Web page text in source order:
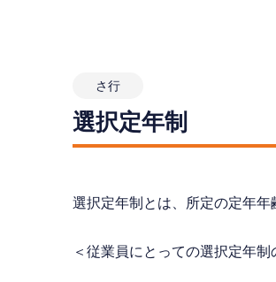
さ行
選択定年制
選択定年制とは、所定の定年
＜従業員にとっての選択定年制